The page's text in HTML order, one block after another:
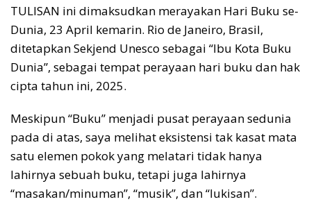
TULISAN ini dimaksudkan merayakan Hari Buku se-
Dunia, 23 April kemarin. Rio de Janeiro, Brasil,
ditetapkan Sekjend Unesco sebagai “Ibu Kota Buku
Dunia”, sebagai tempat perayaan hari buku dan hak
cipta tahun ini, 2025.
Meskipun “Buku” menjadi pusat perayaan sedunia
pada di atas, saya melihat eksistensi tak kasat mata
satu elemen pokok yang melatari tidak hanya
lahirnya sebuah buku, tetapi juga lahirnya
“masakan/minuman”, “musik”, dan “lukisan”.